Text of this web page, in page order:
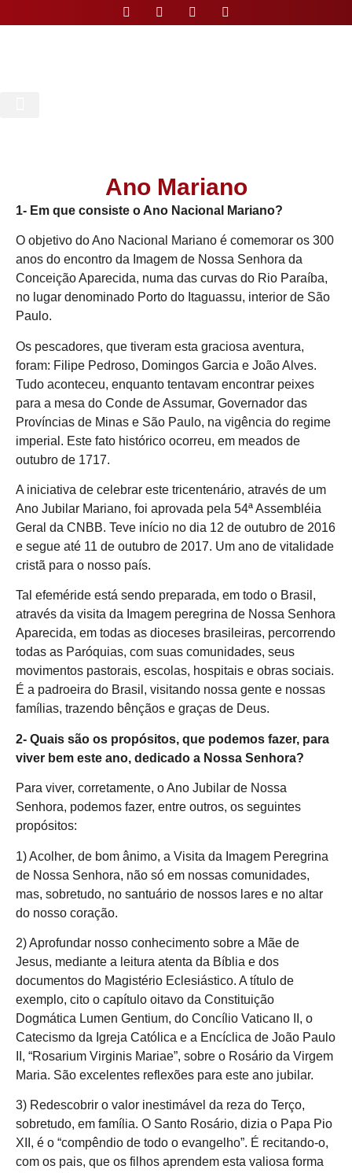
Ano Mariano
1- Em que consiste o Ano Nacional Mariano?
O objetivo do Ano Nacional Mariano é comemorar os 300
anos do encontro da Imagem de Nossa Senhora da
Conceição Aparecida, numa das curvas do Rio Paraíba,
no lugar denominado Porto do Itaguassu, interior de São
Paulo.
Os pescadores, que tiveram esta graciosa aventura,
foram: Filipe Pedroso, Domingos Garcia e João Alves.
Tudo aconteceu, enquanto tentavam encontrar peixes
para a mesa do Conde de Assumar, Governador das
Províncias de Minas e São Paulo, na vigência do regime
imperial. Este fato histórico ocorreu, em meados de
outubro de 1717.
A iniciativa de celebrar este tricentenário, através de um
Ano Jubilar Mariano, foi aprovada pela 54ª Assembléia
Geral da CNBB. Teve início no dia 12 de outubro de 2016
e segue até 11 de outubro de 2017. Um ano de vitalidade
cristã para o nosso país.
Tal efeméride está sendo preparada, em todo o Brasil,
através da visita da Imagem peregrina de Nossa Senhora
Aparecida, em todas as dioceses brasileiras, percorrendo
todas as Paróquias, com suas comunidades, seus
movimentos pastorais, escolas, hospitais e obras sociais.
É a padroeira do Brasil, visitando nossa gente e nossas
famílias, trazendo bênçãos e graças de Deus.
2- Quais são os propósitos, que podemos fazer, para
viver bem este ano, dedicado a Nossa Senhora?
Para viver, corretamente, o Ano Jubilar de Nossa
Senhora, podemos fazer, entre outros, os seguintes
propósitos:
1) Acolher, de bom ânimo, a Visita da Imagem Peregrina
de Nossa Senhora, não só em nossas comunidades,
mas, sobretudo, no santuário de nossos lares e no altar
do nosso coração.
2) Aprofundar nosso conhecimento sobre a Mãe de
Jesus, mediante a leitura atenta da Bíblia e dos
documentos do Magistério Eclesiástico. A título de
exemplo, cito o capítulo oitavo da Constituição
Dogmática Lumen Gentium, do Concílio Vaticano II, o
Catecismo da Igreja Católica e a Encíclica de João Paulo
II, “Rosarium Virginis Mariae”, sobre o Rosário da Virgem
Maria. São excelentes reflexões para este ano jubilar.
3) Redescobrir o valor inestimável da reza do Terço,
sobretudo, em família. O Santo Rosário, dizia o Papa Pio
XII, é o “compêndio de todo o evangelho”. É recitando-o,
com os pais, que os filhos aprendem esta valiosa forma